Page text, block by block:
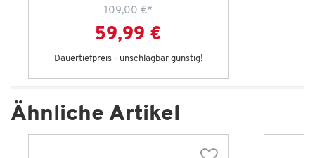
109,00 €*
59,99 €
Dauertiefpreis - unschlagbar günstig!
Ähnliche Artikel